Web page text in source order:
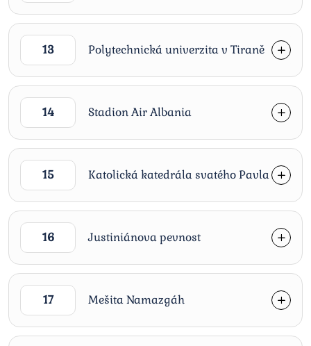
13 Polytechnická univerzita v Tiraně
14 Stadion Air Albania
15 Katolická katedrála svatého Pavla
16 Justiniánova pevnost
17 Mešita Namazgáh